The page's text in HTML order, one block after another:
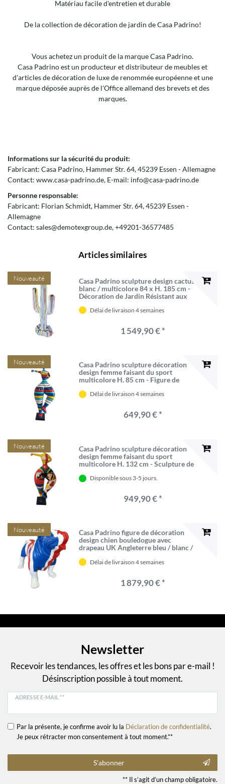
Matériau facile d'entretien et durable
De la collection de décoration de jardin de Casa Padrino!
Vous achetez un produit de la marque Casa Padrino.
Casa Padrino est un producteur et distributeur de meubles et
d'articles de décoration de luxe de renommée européenne et une
marque déposée auprès de l'Office allemand des brevets et des
marques.
Informations sur la sécurité du produit:
Fabricant: Casa Padrino Hammer Str.64 45239 Essen
Allemagne
Contact: www.casa-padrino.de E-mail: info@casa-padrino.de
Personne responsable:
Fabricant: Florian Schmidt Hammer Str.64 45239 Essen
Allemagne
Contact: sales@demotexgroup.de +49201-36577485
Articles similaires
Nouveauté
Casa Padrino sculpture design cactus
blanc / multicolore 84 x H. 185 cm -
Décoration de Jardin Résistant aux
Délai de livraison 4 semaines
1 549,90 € *
Nouveauté
Casa Padrino sculpture décoration
design femme faisant du sport
multicolore H. 85 cm - Figure de
de Jardin - Figure de Jardin
Délai de livraison 4 semaines
649,90 € *
Nouveauté
Casa Padrino sculpture décoration
design femme faisant du sport
multicolore H. 132 cm - Sculpture de
Jardin de Luxe
Disponible sous 3-5 jours.
949,90 € *
Nouveauté
Casa Padrino figure de décoration
design chien bouledogue avec
drapeau UK Angleterre bleu / blanc /
décoration géante - Sculpture
Délai de livraison 4 semaines
1 879,90 € *
Newsletter
Recevoir les tendances, les offres et les bons par e-mail !
Désinscription possible à tout moment.
ADRESSE E-MAIL **
Par la présente, je confirme avoir lu la Déclaration de confidentialité.
Je peux rétracter mon consentement à tout moment.**
S’abonner
** Il s’agit d’un champ obligatoire.